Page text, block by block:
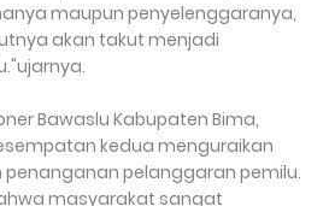
maupun penyelenggaranya,
akan takut menjadi
Bawaslu Kabupaten Bima,
kedua menguraikan
pelanggaran pemilu.
masyarakat sangat